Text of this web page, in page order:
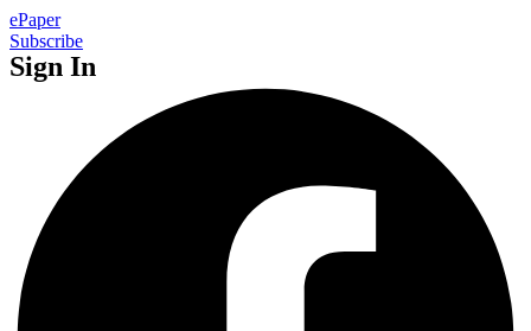
ePaper
Subscribe
Sign In